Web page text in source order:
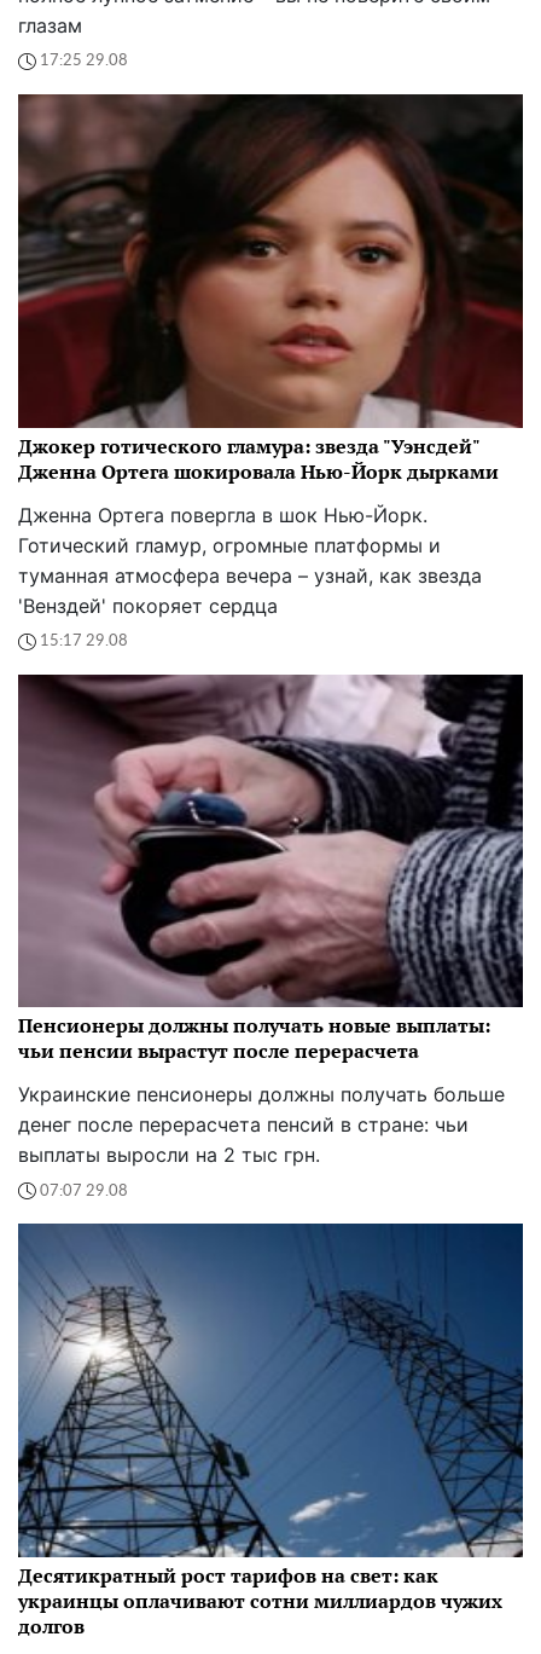
глазам
17:25 29.08
Джокер готического гламура: звезда "Уэнсдей"
Дженна Ортега шокировала Нью-Йорк дырками
Дженна Ортега повергла в шок Нью-Йорк.
Готический гламур, огромные платформы и
туманная атмосфера вечера – узнай, как звезда
'Венздей' покоряет сердца
15:17 29.08
Пенсионеры должны получать новые выплаты:
чьи пенсии вырастут после перерасчета
Украинские пенсионеры должны получать больше
денег после перерасчета пенсий в стране: чьи
выплаты выросли на 2 тыс грн.
07:07 29.08
Десятикратный рост тарифов на свет: как
украинцы оплачивают сотни миллиардов чужих
долгов